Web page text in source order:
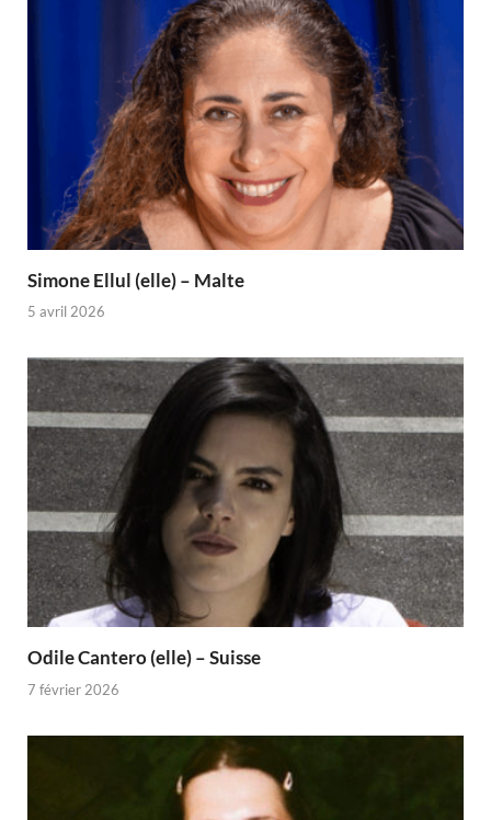
Simone Ellul (elle) – Malte
5 avril 2026
Odile Cantero (elle) – Suisse
7 février 2026